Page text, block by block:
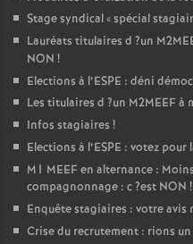
Stage syndical «spécial
Lauréats titulaires d ?un
NON !
Elections à l’ESPE : déni
Les titulaires d ?un M2MEEFà
Infos stagiaires !
Elections à l’ESPE : votez pour
M1 MEEFen alternance :
compagnonnage : c?est NON !
Enquête stagiaires : votre avis
Crise du recrutement : rions